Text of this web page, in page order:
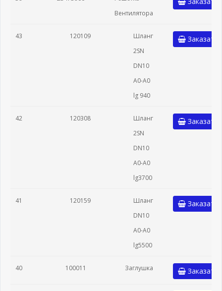
Вентилятора
43 120109
Шланг
2SN
DN10
A0-A0
lg 940
Заказать
42 120308
Шланг
2SN
DN10
A0-A0
lg3700
Заказать
41 120159
Шланг
DN10
A0-A0
lg5500
Заказать
40 100011 Заглушка Заказать